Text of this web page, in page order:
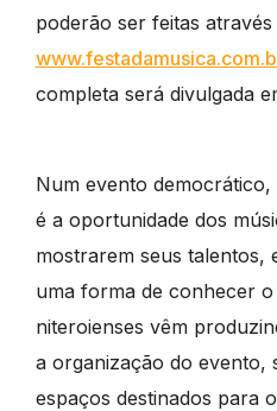
poderão ser feitas através
completa será divulgada
Num evento democrático,
é a oportunidade dos
mostrarem seus talentos,
uma forma de conhecer
niteroienses vêm
a organização do evento,
espaços destinados para